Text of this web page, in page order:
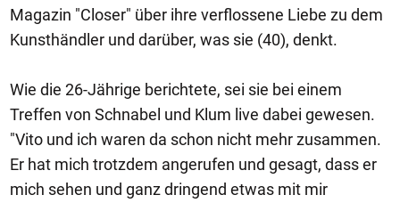
Magazin "Closer" über ihre verflossene Liebe zu dem
Kunsthändler und darüber, was sie (40), denkt.
Wie die 26-Jährige berichtete, sei sie bei einem
Treffen von Schnabel und Klum live dabei gewesen.
"Vito und ich waren da schon nicht mehr zusammen.
Er hat mich trotzdem angerufen und gesagt, dass er
mich sehen und ganz dringend etwas mit mir